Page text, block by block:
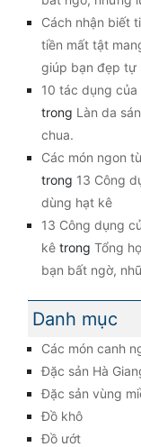
Cách nhận biết
tiền mất tật
giúp bạn đẹp tự
10 tác dụng
trong Làn da
chua.
Các món ngon
trong 13 Công
dùng hạt kê
13 Công dụng
kê trong Tổng
bạn bất ngờ,
Danh mục
Các món canh
Đặc sản Hà
Đặc sản vùng
Đồ khô
Đồ ướt